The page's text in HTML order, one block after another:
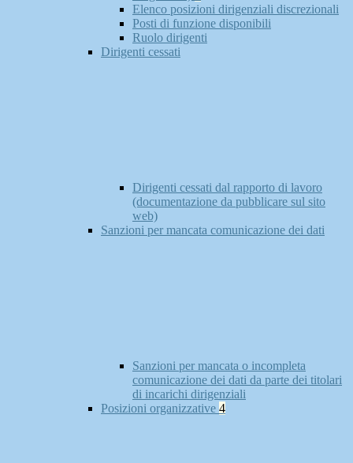
Elenco posizioni dirigenziali discrezionali
Posti di funzione disponibili
Ruolo dirigenti
Dirigenti cessati
Dirigenti cessati dal rapporto di lavoro
(documentazione da pubblicare sul sito
web)
Sanzioni per mancata comunicazione dei dati
Sanzioni per mancata o incompleta
comunicazione dei dati da parte dei titolari
di incarichi dirigenziali
Posizioni organizzative 4